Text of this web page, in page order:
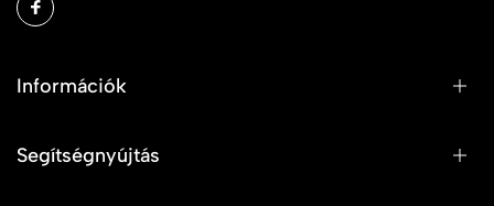
Információk
Segítségnyújtás